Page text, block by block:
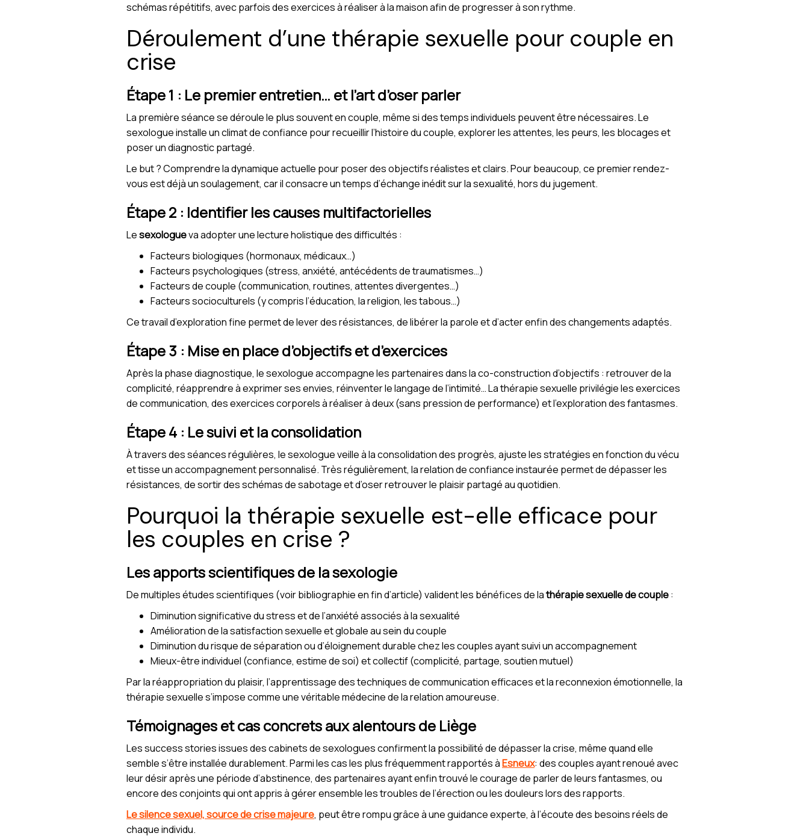
schémas répétitifs, avec parfois des exercices à réaliser à la maison afin de progresser à son rythme.
Déroulement d’une thérapie sexuelle pour couple en
crise
Étape 1 : Le premier entretien… et l’art d’oser parler
La première séance se déroule le plus souvent en couple, même si des temps individuels peuvent être nécessaires. Le
sexologue installe un climat de confiance pour recueillir l’histoire du couple, explorer les attentes, les peurs, les blocages et
poser un diagnostic partagé.
Le but ? Comprendre la dynamique actuelle pour poser des objectifs réalistes et clairs. Pour beaucoup, ce premier rendez-
vous est déjà un soulagement, car il consacre un temps d’échange inédit sur la sexualité, hors du jugement.
Étape 2 : Identifier les causes multifactorielles
Lesexologueva adopter une lecture holistique des difficultés :
Facteurs biologiques (hormonaux, médicaux…)
Facteurs psychologiques (stress, anxiété, antécédents de traumatismes…)
Facteurs de couple (communication, routines, attentes divergentes…)
Facteurs socioculturels (y compris l’éducation, la religion, les tabous…)
Ce travail d’exploration fine permet de lever des résistances, de libérer la parole et d’acter enfin des changements adaptés.
Étape 3 : Mise en place d’objectifs et d’exercices
Après la phase diagnostique, le sexologue accompagne les partenaires dans la co-construction d’objectifs : retrouver de la
complicité, réapprendre à exprimer ses envies, réinventer le langage de l’intimité… La thérapie sexuelle privilégie les exercices
de communication, des exercices corporels à réaliser à deux (sans pression de performance) et l’exploration des fantasmes.
Étape 4 : Le suivi et la consolidation
À travers des séances régulières, le sexologue veille à la consolidation des progrès, ajuste les stratégies en fonction du vécu
et tisse un accompagnement personnalisé. Très régulièrement, la relation de confiance instaurée permet de dépasser les
résistances, de sortir des schémas de sabotage et d’oser retrouver le plaisir partagé au quotidien.
Pourquoi la thérapie sexuelle est-elle efficace pour
les couples en crise ?
Les apports scientifiques de la sexologie
De multiples études scientifiques (voir bibliographie en fin d’article) valident les bénéfices de lathérapie sexuelle de couple:
Diminution significative du stress et de l’anxiété associés à la sexualité
Amélioration de la satisfaction sexuelle et globale au sein du couple
Diminution du risque de séparation ou d’éloignement durable chez les couples ayant suivi un accompagnement
Mieux-être individuel (confiance, estime de soi) et collectif (complicité, partage, soutien mutuel)
Par la réappropriation du plaisir, l’apprentissage des techniques de communication efficaces et la reconnexion émotionnelle, la
thérapie sexuelle s’impose comme une véritable médecine de la relation amoureuse.
Témoignages et cas concrets aux alentours de Liège
Les success stories issues des cabinets de sexologues confirment la possibilité de dépasser la crise, même quand elle
semble s’être installée durablement. Parmi les cas les plus fréquemment rapportés àEsneux: des couples ayant renoué avec
leur désir après une période d’abstinence, des partenaires ayant enfin trouvé le courage de parler de leurs fantasmes, ou
encore des conjoints qui ont appris à gérer ensemble les troubles de l’érection ou les douleurs lors des rapports.
Le silence sexuel, source de crise majeure, peut être rompu grâce à une guidance experte, à l’écoute des besoins réels de
chaque individu.